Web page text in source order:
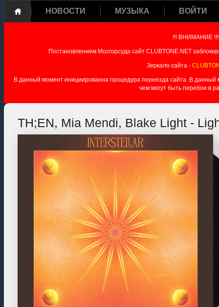
НОВОСТИ МУЗЫКА ВОЙТИ
!!! ВНИМАНИЕ !!!
Постановлением Мосгорсуда сайт CLUBTONE.NET
Зеркало сайта -
В данный момент инициированна процедура переезда сайта. В данный
чем могут быть перебои в
TH;EN, Mia Mendi, Blake Light -